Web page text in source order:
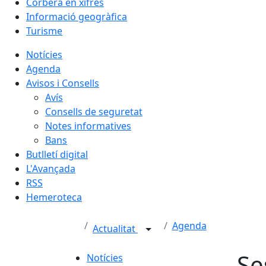
Informació geogràfica
Turisme
Notícies
Agenda
Avisos i Consells
Avís
Consells de seguretat
Notes informatives
Bans
Butlletí digital
L'Avançada
RSS
Hemeroteca
Actualitat Agenda
Notícies